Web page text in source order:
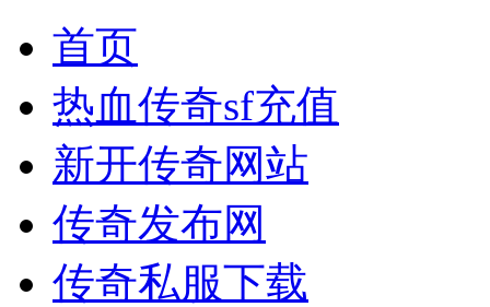
首页
热血传奇sf充值
新开传奇网站
传奇发布网
传奇私服下载